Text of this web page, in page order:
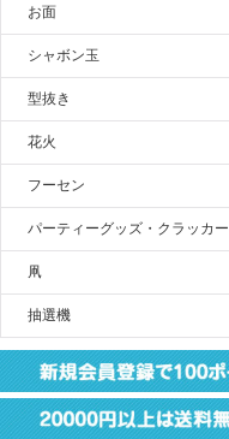
お面
シャボン玉
型抜き
花火
フーセン
パーティーグッズ・クラッカー
凧
抽選機